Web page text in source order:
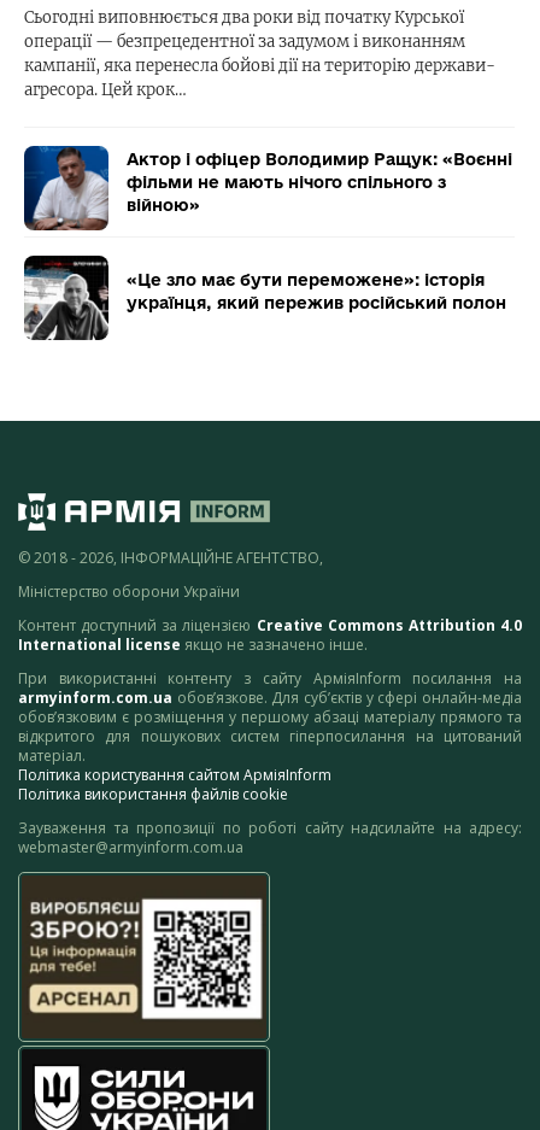
Сьогодні виповнюється два роки від початку Курської
операції — безпрецедентної за задумом і виконанням
кампанії, яка перенесла бойові дії на територію держави-
агресора. Цей крок…
Актор і офіцер Володимир Ращук: «Воєнні
фільми не мають нічого спільного з
війною»
«Це зло має бути переможене»: історія
українця, який пережив російський полон
© 2018 - 2026, ІНФОРМАЦІЙНЕ АГЕНТСТВО,
Міністерство оборони України
Контент доступний за ліцензією Creative Commons Attribution 4.0
International license якщо не зазначено інше.
При використанні контенту з сайту АрміяInform посилання на
armyinform.com.ua обов’язкове. Для суб’єктів у сфері онлайн-медіа
обов’язковим є розміщення у першому абзаці матеріалу прямого та
відкритого для пошукових систем гіперпосилання на цитований
матеріал.
Політика користування сайтом АрміяInform
Політика використання файлів cookie
Зауваження та пропозиції по роботі сайту надсилайте на адресу:
webmaster@armyinform.com.ua